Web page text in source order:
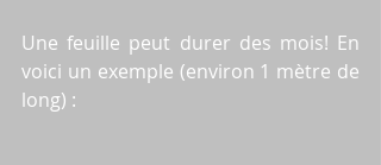
Une feuille peut durer des mois! En
voici un exemple (environ 1 mètre de
long) :